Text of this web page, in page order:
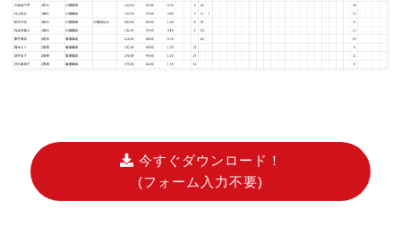
今すぐダウンロード！
(フォーム入力不要)